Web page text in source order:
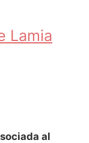
Lamia
al